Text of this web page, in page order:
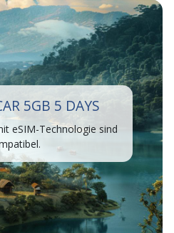
5GB 5 DAYS
eSIM-Technologie sind